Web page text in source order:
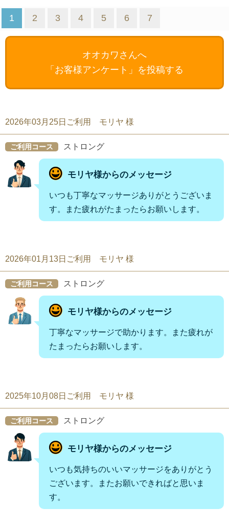
1 2 3 4 5 6 7
オオカワさんへ
「お客様アンケート」を投稿する
2026年03月25日ご利用 モリヤ 様
ご利用コース ストロング
モリヤ様からのメッセージ
いつも丁寧なマッサージありがとうございま
す。また疲れがたまったらお願いします。
2026年01月13日ご利用 モリヤ 様
ご利用コース ストロング
モリヤ様からのメッセージ
丁寧なマッサージで助かります。また疲れが
たまったらお願いします。
2025年10月08日ご利用 モリヤ 様
ご利用コース ストロング
モリヤ様からのメッセージ
いつも気持ちのいいマッサージをありがとう
ございます。またお願いできればと思いま
す。